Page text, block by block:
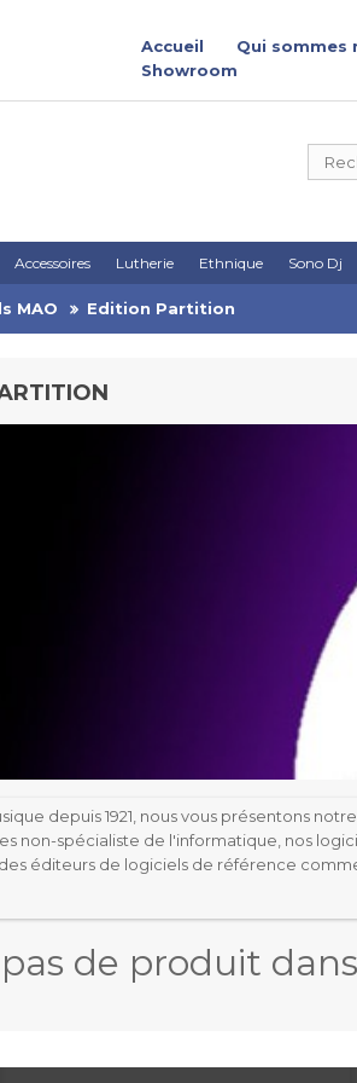
Accueil Qui sommes
Showroom
Accessoires Lutherie Ethnique Sono Dj
MAO Edition Partition
depuis 1921, nous vous présentons
non-spécialiste de l'informatique, nos
éditeurs de logiciels de référence
de produit